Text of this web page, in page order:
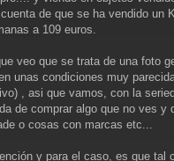
de que se ha vendido un
a 109 euros.
veo que se trata de una foto
unas condiciones muy
, asi que vamos, con la
de comprar algo que no ves y
o cosas con marcas etc...
y para el caso, es que tal